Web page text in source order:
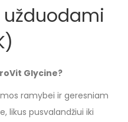
Glycine?
ramybei ir geresniam
likus pusvalandžiui iki